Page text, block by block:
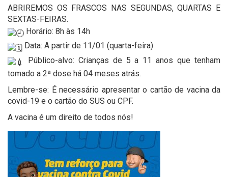
ABRIREMOS OS FRASCOS NAS SEGUNDAS, QUARTAS E
SEXTAS-FEIRAS.
Horário: 8h às 14h
Data: A partir de 11/01 (quarta-feira)
Público-alvo: Crianças de 5 a 11 anos que tenham
tomado a 2ª dose há 04 meses atrás.
Lembre-se: É necessário apresentar o cartão de vacina da
covid-19 e o cartão do SUS ou CPF.
A vacina é um direito de todos nós!